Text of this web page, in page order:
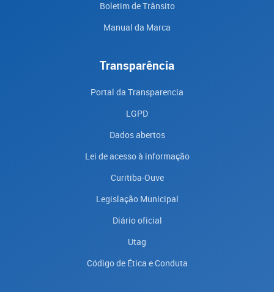
Boletim de Trânsito
Manual da Marca
Transparência
Portal da Transparencia
LGPD
Dados abertos
Lei de acesso à informação
Curitiba-Ouve
Legislação Municipal
Diário oficial
Utag
Código de Ética e Conduta